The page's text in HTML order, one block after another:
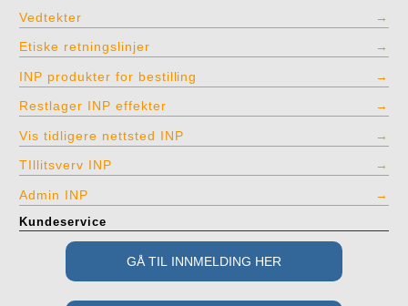
Vedtekter
Etiske retningslinjer
INP produkter for bestilling
Restlager INP effekter
Vis tidligere nettsted INP
TIllitsverv INP
Admin INP
Kundeservice